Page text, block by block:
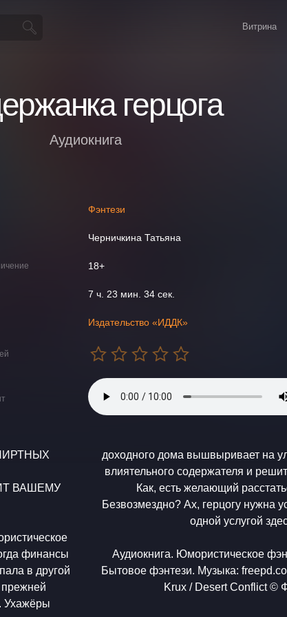
Витрина
герцога
Аудиокнига
Фэнтези
Черничкина Татьяна
18+
7 ч. 23 мин. 34 сек.
Издательство «ИДДК»
ВАШЕМУ
финансы
в другой
прежней
Ухажёры
доходного дома вышвыривает на
влиятельного содержателя и
Как, есть желающий
Безвозмездно? Ах, герцогу нужна
одной услугой
​Аудиокнига. Юмористическое
Бытовое фэнтези. Музыка: freepd.com Rafael Krux / Desert Fox Rafael
Krux